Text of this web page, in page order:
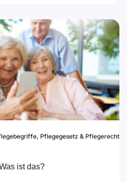
, Pflegegesetz & Pflegerecht
ist das?